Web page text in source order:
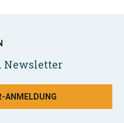
Newsletter
ANMELDUNG